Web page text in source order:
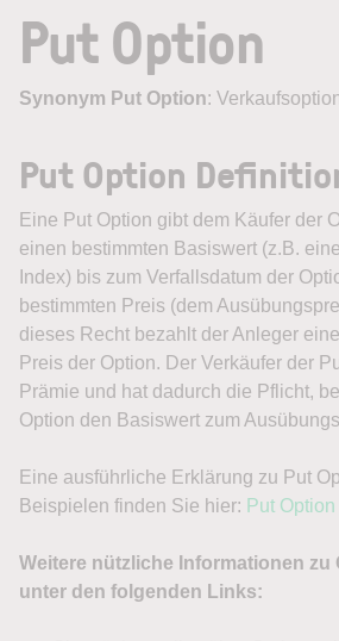
Put Option
Synonym Put Option:
Put Option
Eine Put Option gibt dem Käufer der
einen bestimmten Basiswert (z.B.
Index) bis zum Verfallsdatum der
bestimmten Preis (dem
dieses Recht bezahlt der Anleger
Preis der Option. Der Verkäufer der
Prämie und hat dadurch die Pflicht,
Option den Basiswert zum
Eine ausführliche Erklärung zu Put
Beispielen finden Sie hier: Put Option
Weitere nützliche Informationen zu
unter den folgenden Links: